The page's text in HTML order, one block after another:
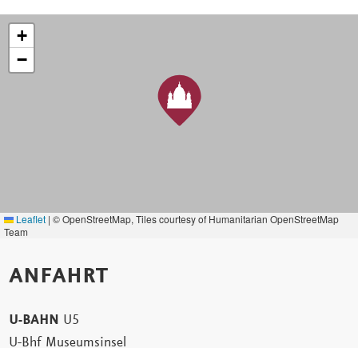
+
−
Leaflet | © OpenStreetMap, Tiles courtesy of Humanitarian OpenStreetMap
Team
ANFAHRT
U-BAHN U5
U-Bhf Museumsinsel